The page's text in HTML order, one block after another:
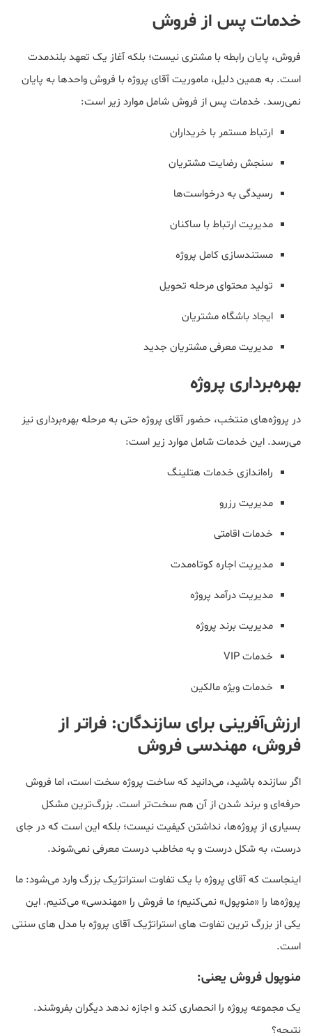
خدمات پس از فروش
فروش، پایان رابطه با مشتری نیست؛ بلکه آغاز یک تعهد بلندمدت
است. به همین دلیل، ماموریت آقای پروژه با فروش واحدها به پایان
نمی‌رسد. خدمات پس از فروش شامل موارد زیر است:
ارتباط مستمر با خریداران
سنجش رضایت مشتریان
رسیدگی به درخواست‌ها
مدیریت ارتباط با ساکنان
مستندسازی کامل پروژه
تولید محتوای مرحله تحویل
ایجاد باشگاه مشتریان
مدیریت معرفی مشتریان جدید
بهره‌برداری پروژه
در پروژه‌های منتخب، حضور آقای پروژه حتی به مرحله بهره‌برداری نیز
می‌رسد. این خدمات شامل موارد زیر است:
راه‌اندازی خدمات هتلینگ
مدیریت رزرو
خدمات اقامتی
مدیریت اجاره کوتاه‌مدت
مدیریت درآمد پروژه
مدیریت برند پروژه
خدمات VIP
خدمات ویژه مالکین
ارزش‌آفرینی برای سازندگان: فراتر از
فروش، مهندسی فروش
اگر سازنده باشید، می‌دانید که ساخت پروژه سخت است، اما فروش
حرفه‌ای و برند شدن از آن هم سخت‌تر است. بزرگ‌ترین مشکل
بسیاری از پروژه‌ها، نداشتن کیفیت نیست؛ بلکه این است که در جای
درست، به شکل درست و به مخاطب درست معرفی نمی‌شوند.
اینجاست که آقای پروژه با یک تفاوت استراتژیک بزرگ وارد می‌شود: ما
پروژه‌ها را «منوپول» نمی‌کنیم؛ ما فروش را «مهندسی» می‌کنیم. این
یکی از بزرگ ترین تفاوت های استراتژیک آقای پروژه با مدل های سنتی
است.
منوپول فروش یعنی:
یک مجموعه پروژه را انحصاری کند و اجازه ندهد دیگران بفروشند.